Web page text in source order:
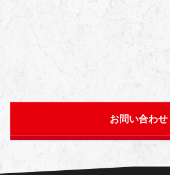
お問い合わせ